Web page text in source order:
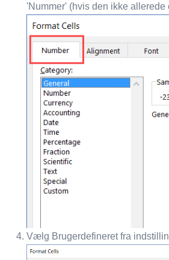
'Nummer' (hvis den ikke allerede
Vælg Brugerdefineret fra